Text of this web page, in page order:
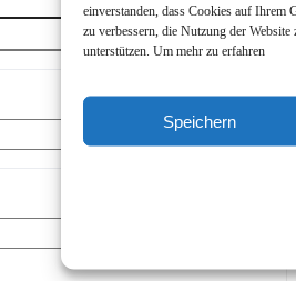
einverstanden, dass Cookies auf Ihrem
zu verbessern, die Nutzung der
unterstützen. Um mehr zu erfahren
Speichern